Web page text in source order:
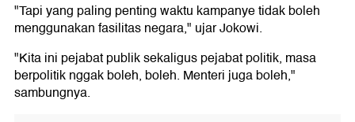
"Tapi yang paling penting waktu kampanye tidak boleh
menggunakan fasilitas negara," ujar Jokowi.
"Kita ini pejabat publik sekaligus pejabat politik, masa
berpolitik nggak boleh, boleh. Menteri juga boleh,"
sambungnya.